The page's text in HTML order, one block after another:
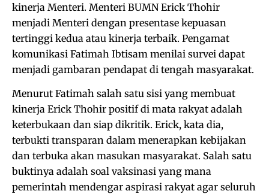
kinerja Menteri. Menteri BUMN Erick Thohir
menjadi Menteri dengan presentase kepuasan
tertinggi kedua atau kinerja terbaik. Pengamat
komunikasi Fatimah Ibtisam menilai survei dapat
menjadi gambaran pendapat di tengah masyarakat.
Menurut Fatimah salah satu sisi yang membuat
kinerja Erick Thohir positif di mata rakyat adalah
keterbukaan dan siap dikritik. Erick, kata dia,
terbukti transparan dalam menerapkan kebijakan
dan terbuka akan masukan masyarakat. Salah satu
buktinya adalah soal vaksinasi yang mana
pemerintah mendengar aspirasi rakyat agar seluruh